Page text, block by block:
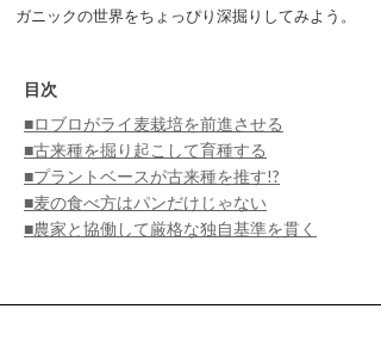
ガニックの世界をちょっぴり深掘りしてみよう。
目次
■ロブロがライ麦栽培を前進させる
■古来種を掘り起こして育種する
■プラントベースが古来種を推す!?
■麦の食べ方はパンだけじゃない
■農家と協働して厳格な独自基準を貫く